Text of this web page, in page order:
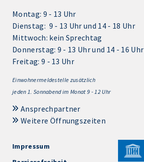
Montag: 9 - 13 Uhr
Dienstag: 9 - 13 Uhr und 14 - 18 Uhr
Mittwoch: kein Sprechtag
Donnerstag: 9 - 13 Uhr und 14 - 16 Uhr
Freitag: 9 - 13 Uhr
Einwohnermeldestelle zusätzlich
jeden 1. Sonnabend im Monat 9 - 12 Uhr
Ansprechpartner
Weitere Öffnungszeiten
Impressum